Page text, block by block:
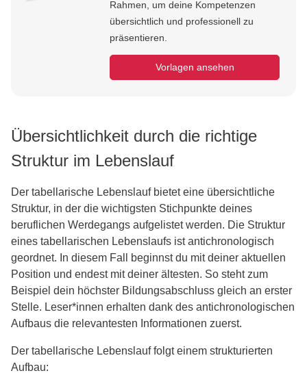
Rahmen, um deine Kompetenzen
übersichtlich und professionell zu
präsentieren.
Vorlagen ansehen
Übersichtlichkeit durch die richtige
Struktur im Lebenslauf
Der tabellarische Lebenslauf bietet eine übersichtliche
Struktur, in der die wichtigsten Stichpunkte deines
beruflichen Werdegangs aufgelistet werden. Die Struktur
eines tabellarischen Lebenslaufs ist antichronologisch
geordnet. In diesem Fall beginnst du mit deiner aktuellen
Position und endest mit deiner ältesten. So steht zum
Beispiel dein höchster Bildungsabschluss gleich an erster
Stelle. Leser*innen erhalten dank des antichronologischen
Aufbaus die relevantesten Informationen zuerst.
Der tabellarische Lebenslauf folgt einem strukturierten
Aufbau: